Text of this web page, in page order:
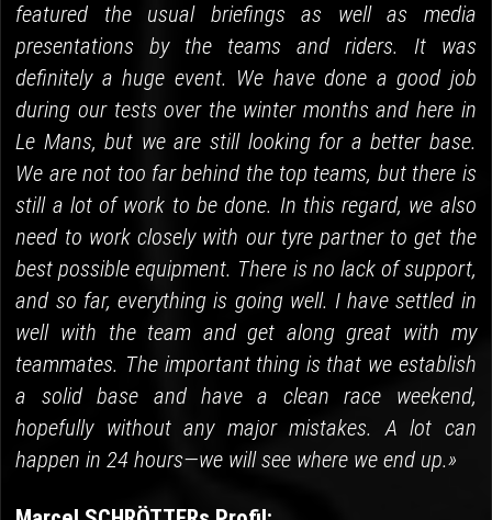
featured the usual briefings as well as media
presentations by the teams and riders. It was
definitely a huge event. We have done a good job
during our tests over the winter months and here in
Le Mans, but we are still looking for a better base.
We are not too far behind the top teams, but there is
still a lot of work to be done. In this regard, we also
need to work closely with our tyre partner to get the
best possible equipment. There is no lack of support,
and so far, everything is going well. I have settled in
well with the team and get along great with my
teammates. The important thing is that we establish
a solid base and have a clean race weekend,
hopefully without any major mistakes. A lot can
happen in 24 hours—we will see where we end up.»